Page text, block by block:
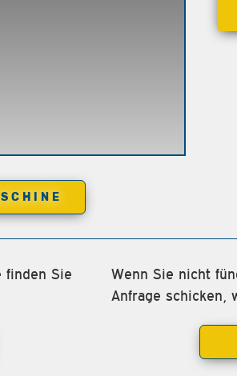
finden Sie
Wenn Sie nicht
Anfrage schicken,